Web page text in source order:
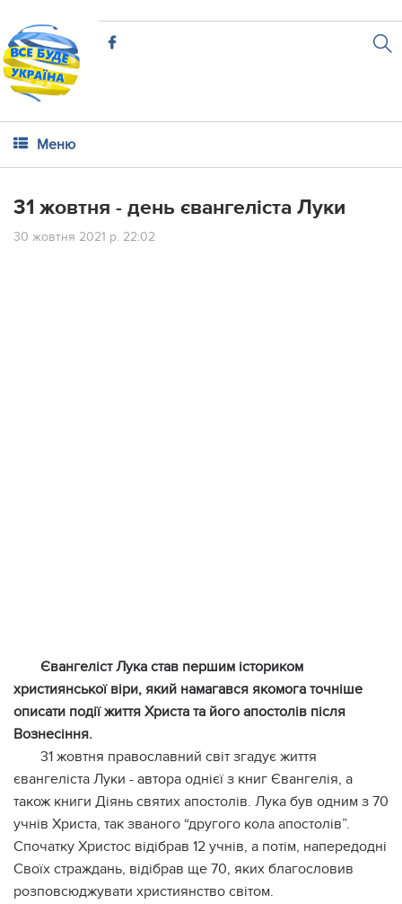
Меню
31 жовтня - день євангеліста Луки
30 жовтня 2021 р. 22:02
Євангеліст Лука став першим істориком
християнської віри, який намагався якомога точніше
описати події життя Христа та його апостолів після
Вознесіння.
31 жовтня православний світ згадує життя
євангеліста Луки - автора однієї з книг Євангелія, а
також книги Діянь святих апостолів. Лука був одним з 70
учнів Христа, так званого “другого кола апостолів”.
Спочатку Христос відібрав 12 учнів, а потім, напередодні
Своїх страждань, відібрав ще 70, яких благословив
розповсюджувати християнство світом.